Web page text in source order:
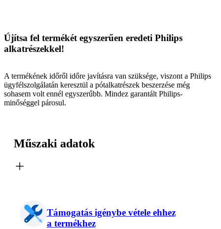
Újítsa fel termékét egyszerűen eredeti Philips
alkatrészekkel!
A termékének időről időre javításra van szüksége, viszont a Philips
ügyfélszolgálatán keresztül a pótalkatrészek beszerzése még
sohasem volt ennél egyszerűbb. Mindez garantált Philips-
minőséggel párosul.
Műszaki adatok
Támogatás igénybe vétele ehhez
a termékhez